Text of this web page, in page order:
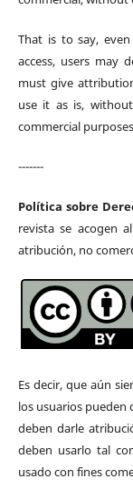
That is to say,
access, users may
must give
use it as is,
commercial
-------
Política sobre
revista se acogen
atribución, no
Es decir, que aún
los usuarios pueden
deben darle
deben usarlo tal
usado con fines